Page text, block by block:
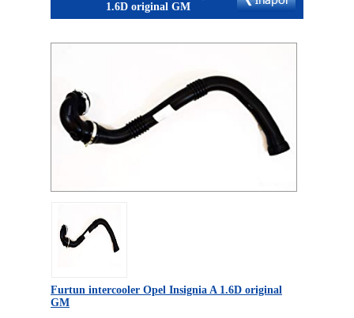
1.6D original GM
Furtun intercooler Opel Insignia A 1.6D original
GM